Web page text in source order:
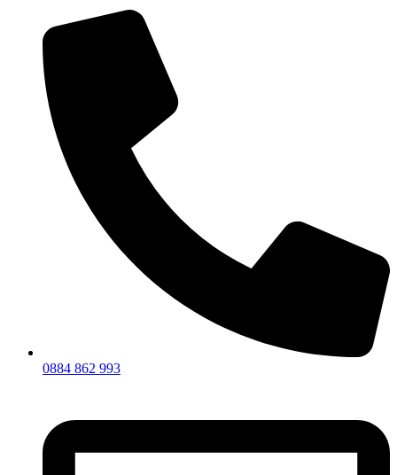
0884 862 993